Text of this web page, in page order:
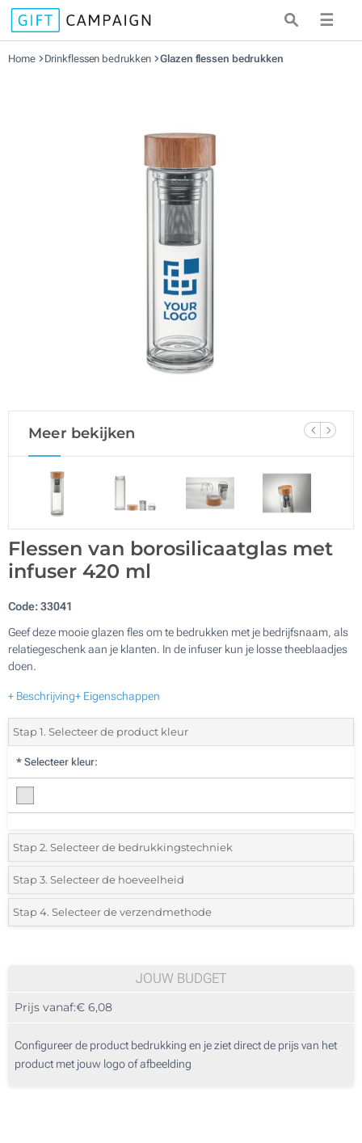
☰
Home Drinkflessen bedrukken Glazen flessen bedrukken
Meer bekijken
Flessen van borosilicaatglas met
infuser 420 ml
Code:33041
Geef deze mooie glazen fles om te bedrukken met je bedrijfsnaam, als
relatiegeschenk aan je klanten. In de infuser kun je losse theeblaadjes
doen.
+ Beschrijving+ Eigenschappen
Stap 1. Selecteer de product kleur
* Selecteer kleur:
Stap 2. Selecteer de bedrukkingstechniek
*Selecteer de bedrukking en kleuren van het logo:
1 Kleur (Aan een kant)
3 Kleuren (Aan een kant)
1 Kleur (Rondom geprint)
Stap 3. Selecteer de hoeveelheid
*Selecteer uit de lijst of voeg het gewenste aantal in
10
50
Stap 4. Selecteer de verzendmethode
JOUW BUDGET
Prijs vanaf:€ 6,08
Configureer de product bedrukking en je ziet direct de prijs van het
product met jouw logo of afbeelding